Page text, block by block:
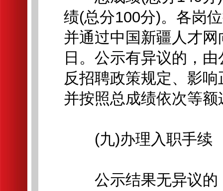
绩(总分100分)。各岗
并通过中国新疆人才
日。公示有异议的，
反招聘政策规定、影
并按照总成绩依次等
(九)办理入职手续
公示结果无异议的